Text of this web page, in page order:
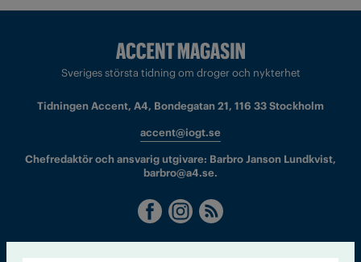
Sveriges största tidning om droger och nykterhet
Tidningen Accent, A4, Bondegatan 21, 116 33 Stockholm
accent@iogt.se
Chefredaktör och ansvarig utgivare: Barbro Janson Lundkvist,
barbro@a4.se.